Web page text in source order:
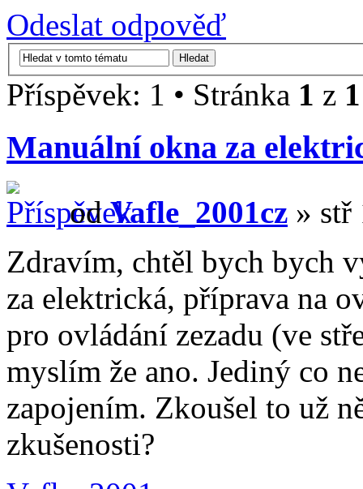
Odeslat odpověď
Příspěvek: 1 • Stránka 1 z 1
Manuální okna za
odVafle_2001cz » stř
Zdravím, chtěl bych bych
za elektrická, příprava na
pro ovládání zezadu (ve
myslím že ano. Jediný co
zapojením. Zkoušel to už
zkušenosti?